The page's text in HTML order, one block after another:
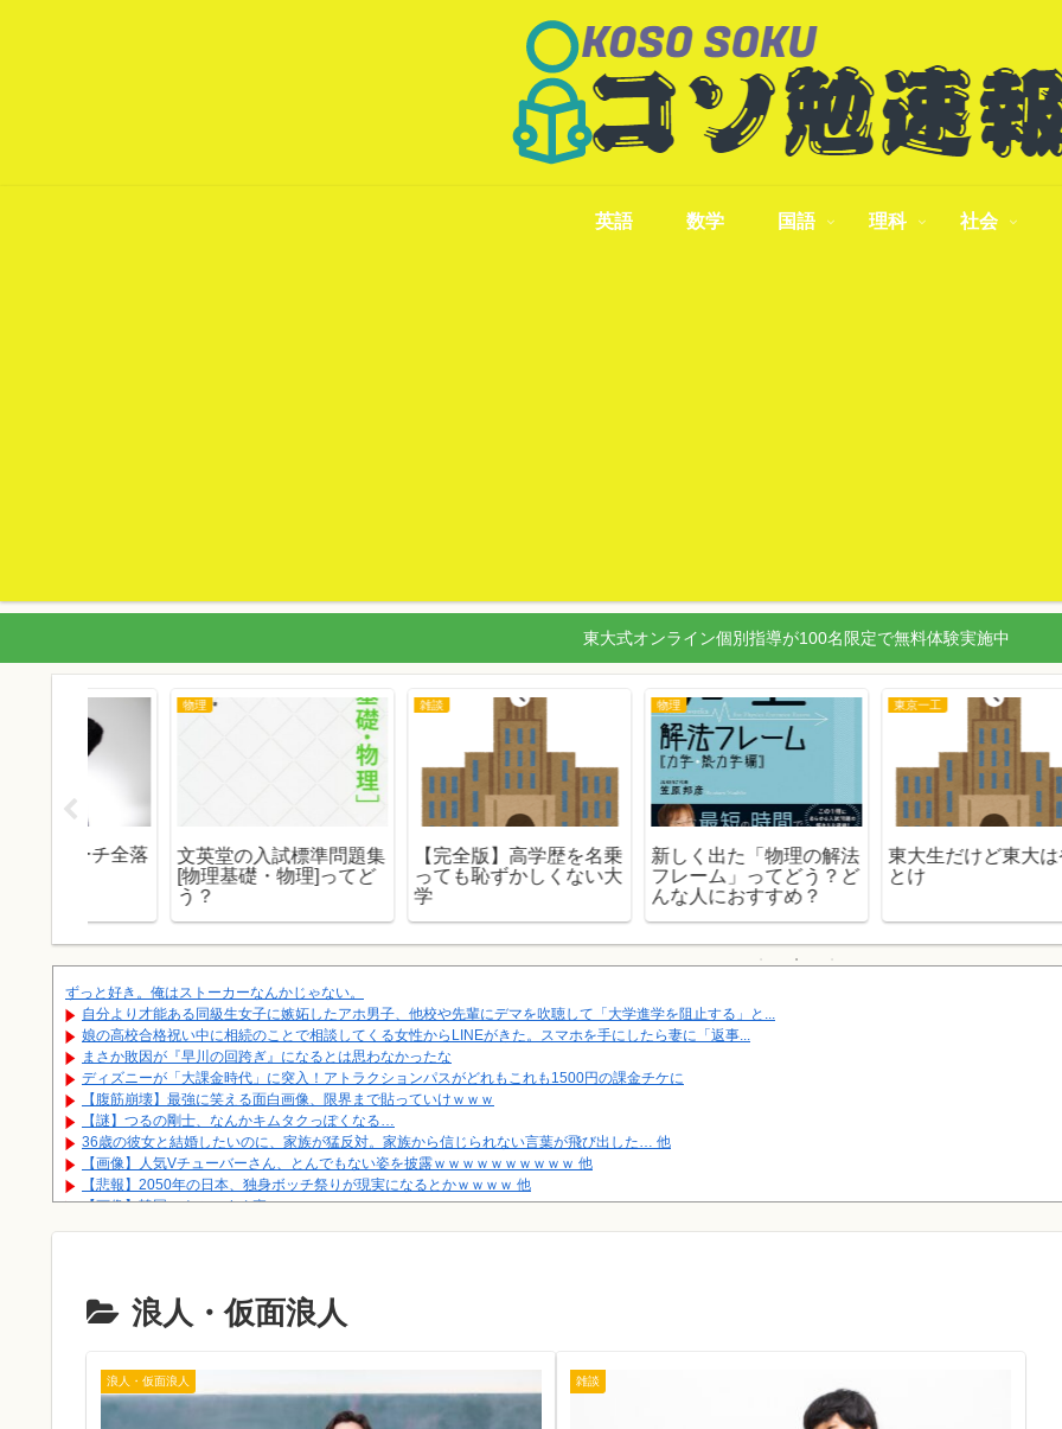
英語 数学 国語 理科 社会
東大式オンライン個別指導が100名限定で無料体験実施中
東大生だけど東大はやめ
数学
数学プラスエリートって
どう？使用方法や使いこ
なせる層は？
受験サロン（受サロ）
神戸大学と上智大学どち
らが格上ですか？ー入試
難易度や偏差値レベル、
就職の強さを比べると
【現代文】現代文の参考
書を何冊やっても成績が
安定しない人におすすめ
は〇〇先生の書いたあの
書】
ずっと好き。俺はストーカーなんかじゃない。
自分より才能ある同級生女子に嫉妬したアホ男子、他校や先輩にデマを吹聴して「大学進学を阻止する」と...
娘の高校合格祝い中に相続のことで相談してくる女性からLINEがきた。スマホを手にしたら妻に「返事...
まさか敗因が『早川の回跨ぎ』になるとは思わなかったな
ディズニーが「大課金時代」に突入！アトラクションパスがどれもこれも1500円の課金チケに
【腹筋崩壊】最強に笑える面白画像、限界まで貼っていけｗｗｗ
【謎】つるの剛士、なんかキムタクっぽくなる…
36歳の彼女と結婚したいのに、家族が猛反対。家族から信じられない言葉が飛び出した… 他
【画像】人気Vチューバーさん、とんでもない姿を披露ｗｗｗｗｗｗｗｗｗｗ 他
【悲報】2050年の日本、独身ボッチ祭りが現実になるとかｗｗｗｗ 他
【画像】韓国ソウルのすぐ裏ｗｗｗｗｗ
Powered by livedoor 相互RSS
浪人・仮面浪人
浪人・仮面浪人 雑談